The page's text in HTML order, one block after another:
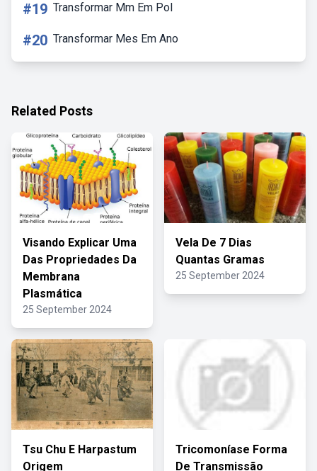
#19 Transformar Mm Em Pol
#20 Transformar Mes Em Ano
Related Posts
Visando Explicar Uma
Das Propriedades Da
Membrana
Plasmática
25 September 2024
Vela De 7 Dias
Quantas Gramas
25 September 2024
Tsu Chu E Harpastum
Origem
Tricomoníase Forma
De Transmissão